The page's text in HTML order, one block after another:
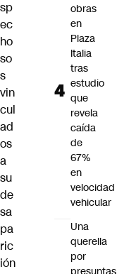
sp
ec
ho
so
s
vin
cul
ad
os
a
su
de
sa
pa
ric
ión
obras
en
Plaza
Italia
tras
estudio
que
revela
caída
de
67%
en
velocidad
vehicular
Una
querella
por
presuntas